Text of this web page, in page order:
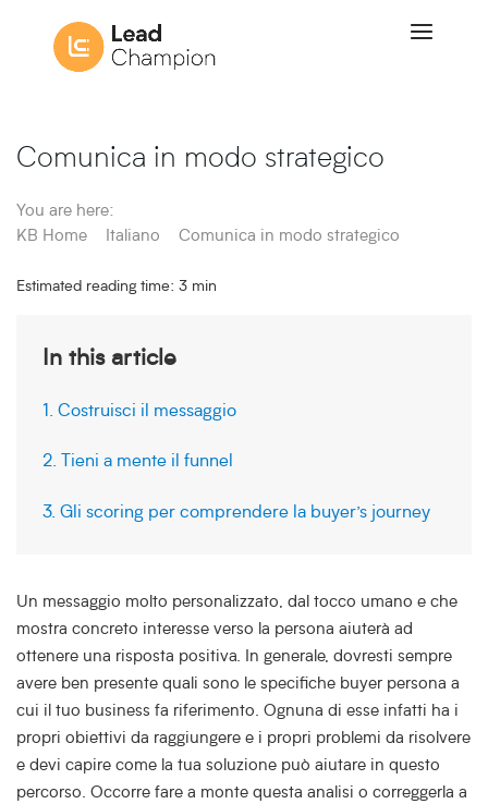
Comunica in modo strategico
You are here:
KB Home
Italiano Comunica in modo strategico
Estimated reading time: 3 min
In this article
1. Costruisci il messaggio
2. Tieni a mente il funnel
3. Gli scoring per comprendere la buyer’s journey
Un messaggio molto personalizzato, dal tocco umano e che
mostra concreto interesse verso la persona aiuterà ad
ottenere una risposta positiva. In generale, dovresti sempre
avere ben presente quali sono le specifiche buyer persona a
cui il tuo business fa riferimento. Ognuna di esse infatti ha i
propri obiettivi da raggiungere e i propri problemi da risolvere
e devi capire come la tua soluzione può aiutare in questo
percorso. Occorre fare a monte questa analisi o correggerla a